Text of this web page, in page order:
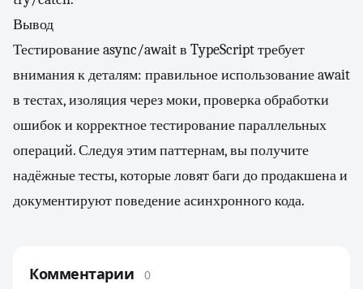
Вывод
Тестирование async/await в TypeScript требует
внимания к деталям: правильное использование await
в тестах, изоляция через моки, проверка обработки
ошибок и корректное тестирование параллельных
операций. Следуя этим паттернам, вы получите
надёжные тесты, которые ловят баги до продакшена и
документируют поведение асинхронного кода.
Комментарии 0